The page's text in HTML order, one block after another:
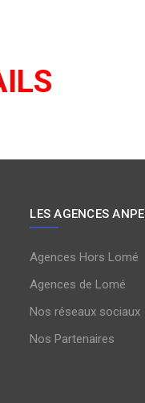
LES AGENCES ANPE
Agences Hors Lomé
Agences de Lomé
Nos réseaux sociaux
Nos Partenaires